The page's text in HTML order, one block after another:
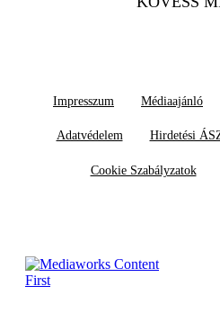
Impresszum Médiaajánló
Adatvédelem Hirdetési
Cookie Szabályzatok